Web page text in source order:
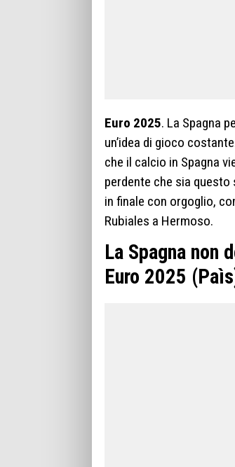
Euro 2025. La Spagna
un’idea di gioco
che il calcio in Spagna
perdente che sia
in finale con orgoglio,
Rubiales a Hermoso.
La Spagna non
Euro 2025